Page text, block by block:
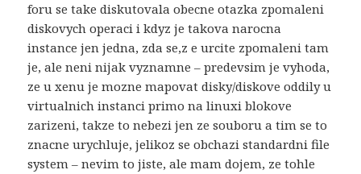
foru se take diskutovala obecne otazka zpomaleni
diskovych operaci i kdyz je takova narocna
instance jen jedna, zda se,z e urcite zpomaleni tam
je, ale neni nijak vyznamne – predevsim je vyhoda,
ze u xenu je mozne mapovat disky/diskove oddily u
virtualnich instanci primo na linuxi blokove
zarizeni, takze to nebezi jen ze souboru a tim se to
znacne urychluje, jelikoz se obchazi standardni file
system – nevim to jiste, ale mam dojem, ze tohle